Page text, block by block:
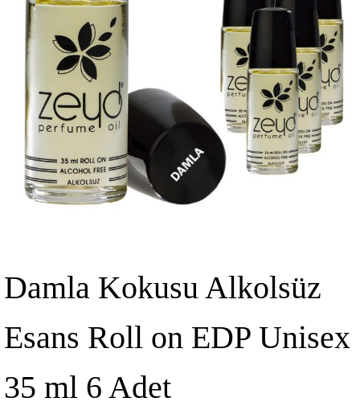
Damla Kokusu Alkolsüz
Esans Roll on EDP Unisex
35 ml 6 Adet